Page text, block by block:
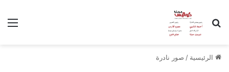
بحث عن
الرئيسية / صور نادرة